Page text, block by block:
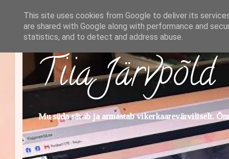
Tiia Järvpõld
Mu süda särab ja armastab vikerkaarevärviliselt.
This site uses cookies from Google to deliver its
are shared with Google along with performance and
statistics, and to detect and address abuse.